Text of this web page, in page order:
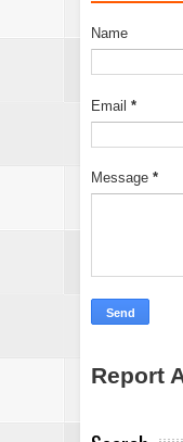
Name
Email *
Message *
Report